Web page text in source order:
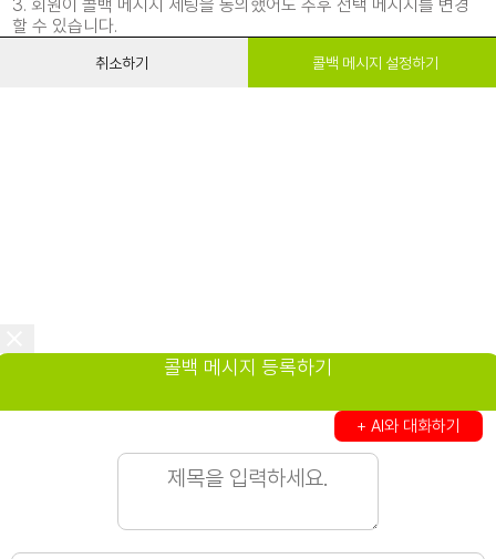
3. 회원이 콜백 메시지 세팅을 동의했어도 추후 선택 메시지를 변경
할 수 있습니다.
취소하기 콜백 메시지 설정하기
콜백 메시지 등록하기
+ AI와 대화하기